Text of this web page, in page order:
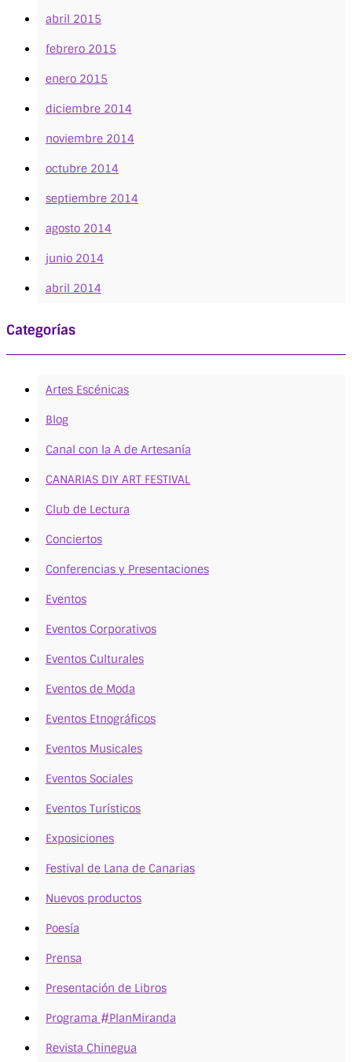
abril 2015
febrero 2015
enero 2015
diciembre 2014
noviembre 2014
octubre 2014
septiembre 2014
agosto 2014
junio 2014
abril 2014
Categorías
Artes Escénicas
Blog
Canal con la A de Artesanía
CANARIAS DIY ART FESTIVAL
Club de Lectura
Conciertos
Conferencias y Presentaciones
Eventos
Eventos Corporativos
Eventos Culturales
Eventos de Moda
Eventos Etnográficos
Eventos Musicales
Eventos Sociales
Eventos Turísticos
Exposiciones
Festival de Lana de Canarias
Nuevos productos
Poesía
Prensa
Presentación de Libros
Programa #PlanMiranda
Revista Chinegua